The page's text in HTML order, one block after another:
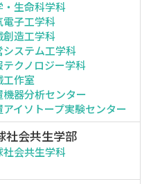
・生命科学科
電子工学科
創造工学科
システム工学科
テクノロジー学科
工作室
機器分析センター
アイソトープ実験センター
社会共生学部
社会共生学科